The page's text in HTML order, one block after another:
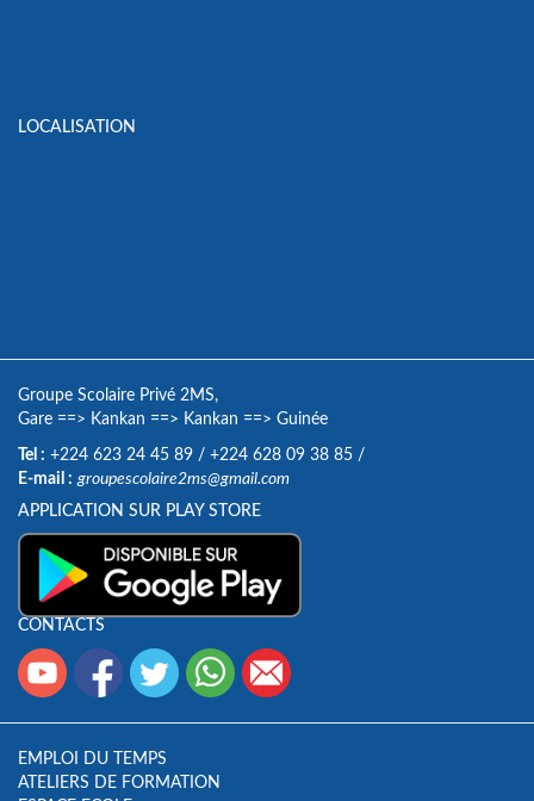
LOCALISATION
Groupe Scolaire Privé 2MS,
Gare ==> Kankan ==> Kankan ==> Guinée
Tel : +224 623 24 45 89 / +224 628 09 38 85 /
E-mail : groupescolaire2ms@gmail.com
APPLICATION SUR PLAY STORE
CONTACTS
EMPLOI DU TEMPS
ATELIERS DE FORMATION